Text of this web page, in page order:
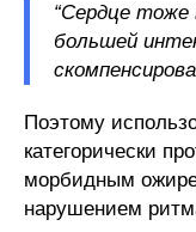
“Сердце
большей
Поэтому
категорически
морбидным
нарушением